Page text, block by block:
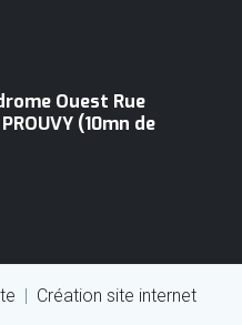
Ouest Rue
(10mn de
| Création site internet